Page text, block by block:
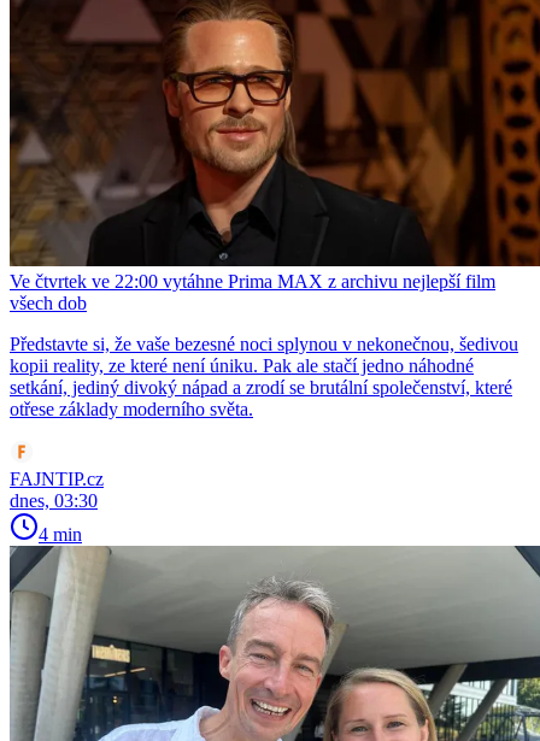
Ve čtvrtek ve 22:00 vytáhne Prima MAX z archivu nejlepší film
všech dob
Představte si, že vaše bezesné noci splynou v nekonečnou, šedivou
kopii reality, ze které není úniku. Pak ale stačí jedno náhodné
setkání, jediný divoký nápad a zrodí se brutální společenství, které
otřese základy moderního světa.
FAJNTIP.cz
dnes, 03:30
4 min